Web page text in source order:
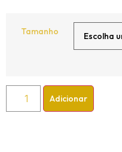
Tamanho
Adicionar